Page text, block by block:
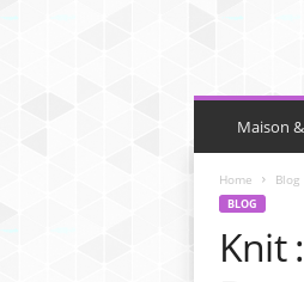
C
Maison
Home Blog
BLOG
Knit